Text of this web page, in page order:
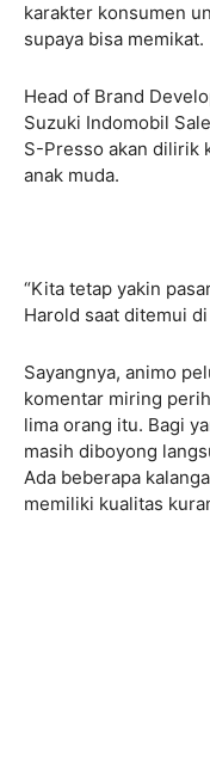
karakter konsumen
supaya bisa memikat.
Head of Brand
Suzuki Indomobil
S-Presso akan dilirik
anak muda.
“Kita tetap yakin
Harold saat ditemui
Sayangnya, animo
komentar miring
lima orang itu. Bagi
masih diboyong
Ada beberapa
memiliki kualitas